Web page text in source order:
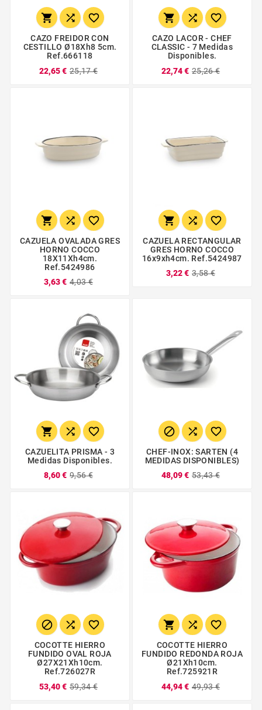
  
CAZO FREIDOR CON
CESTILLO Ø18Xh8 5cm.
Ref.666118
22,65 € 25,17 €
  
CAZO LACOR - CHEF
CLASSIC - 7 Medidas
Disponibles.
22,74 € 25,26 €
  
CAZUELA OVALADA GRES
HORNO COCCO
18X11Xh4cm.
Ref.5424986
3,63 € 4,03 €
  
CAZUELA RECTANGULAR
GRES HORNO COCCO
16x9xh4cm. Ref.5424987
3,22 € 3,58 €
  
CAZUELITA PRISMA - 3
Medidas Disponibles.
8,60 € 9,56 €
  
CHEF-INOX: SARTEN (4
MEDIDAS DISPONIBLES)
48,09 € 53,43 €
  
COCOTTE HIERRO
FUNDIDO OVAL ROJA
Ø27X21Xh10cm.
Ref.726027R
53,40 € 59,34 €
  
COCOTTE HIERRO
FUNDIDO REDONDA ROJA
Ø21Xh10cm.
Ref.725921R
44,94 € 49,93 €